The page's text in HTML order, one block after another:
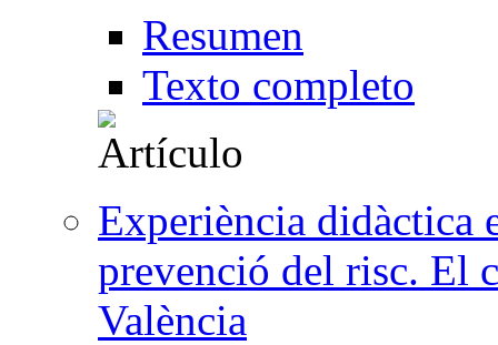
Resumen
Texto completo
Experiència didàctica
prevenció del risc. El
València